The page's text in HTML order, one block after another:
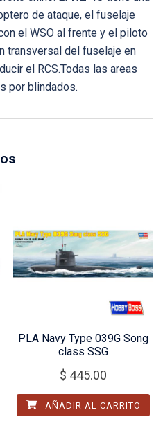
de ataque, el fuselaje
el WSO al frente y el piloto
transversal del fuselaje en
el RCS.Todas las areas
por blindados.
PLA Navy Type 039G Song
class SSG
$ 445.00
AÑADIR AL CARRITO